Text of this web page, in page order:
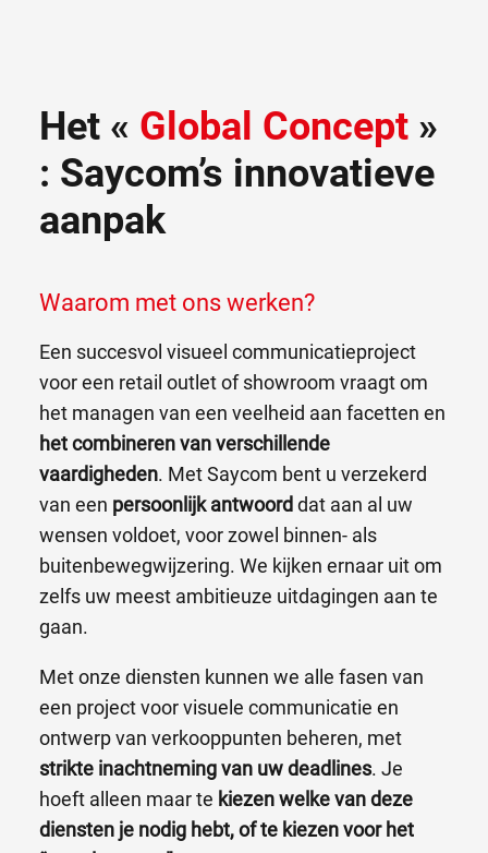
Het « Global Concept»
: Saycom’s innovatieve
aanpak
Waarom met ons werken?
Een succesvol visueel communicatieproject
voor een retail outlet of showroom vraagt om
het managen van een veelheid aan facetten en
het combineren van verschillende
vaardigheden. Met Saycom bent u verzekerd
van een persoonlijk antwoord dat aan al uw
wensen voldoet, voor zowel binnen- als
buitenbewegwijzering. We kijken ernaar uit om
zelfs uw meest ambitieuze uitdagingen aan te
gaan.
Met onze diensten kunnen we alle fasen van
een project voor visuele communicatie en
ontwerp van verkooppunten beheren, met
strikte inachtneming van uw deadlines. Je
hoeft alleen maar te kiezen welke van deze
diensten je nodig hebt, of te kiezen voor het